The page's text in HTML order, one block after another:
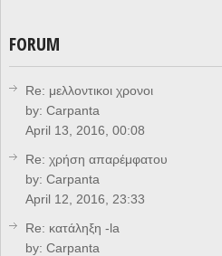
FORUM
Re: μελλοντικοι χρονοι
by: Carpanta
April 13, 2016, 00:08
Re: χρήση απαρέμφατου
by: Carpanta
April 12, 2016, 23:33
Re: κατάληξη -la
by: Carpanta